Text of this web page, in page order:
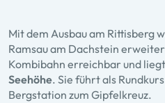
Mit dem Ausbau am Rittisberg
Ramsau am Dachstein
Kombibahn erreichbar und
Seehöhe. Sie führt als
Bergstation zum Gipfelkreuz.